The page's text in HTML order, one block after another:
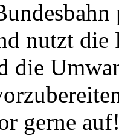
nutzt die
die
gerne